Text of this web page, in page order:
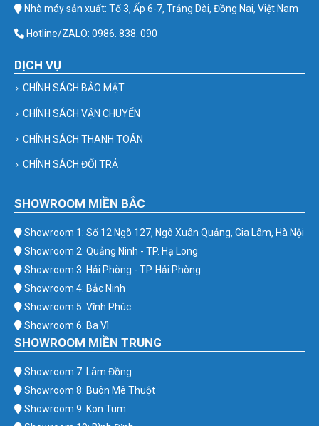
Nhà máy sản xuất: Tổ 3, Ấp 6-7, Trảng Dài, Đồng Nai, Việt Nam
Hotline/ZALO: 0986. 838. 090
DỊCH VỤ
CHÍNH SÁCH BẢO MẬT
CHÍNH SÁCH VẬN CHUYỂN
CHÍNH SÁCH THANH TOÁN
CHÍNH SÁCH ĐỔI TRẢ
SHOWROOM MIỀN BẮC
Showroom 1: Số 12 Ngõ 127, Ngô Xuân Quảng, Gia Lâm, Hà Nội
Showroom 2: Quảng Ninh - TP. Hạ Long
Showroom 3: Hải Phòng - TP. Hải Phòng
Showroom 4: Bắc Ninh
Showroom 5: Vĩnh Phúc
Showroom 6: Ba Vì
SHOWROOM MIỀN TRUNG
Showroom 7: Lâm Đồng
Showroom 8: Buôn Mê Thuột
Showroom 9: Kon Tum